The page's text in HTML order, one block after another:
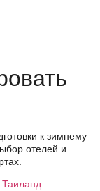
к зимнему
отелей и
Таиланд.